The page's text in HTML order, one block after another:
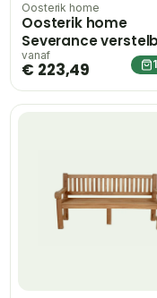
Oosterik home
Oosterik home
Severance
dining stoel
grey – grijs
vanaf
€ 223,49